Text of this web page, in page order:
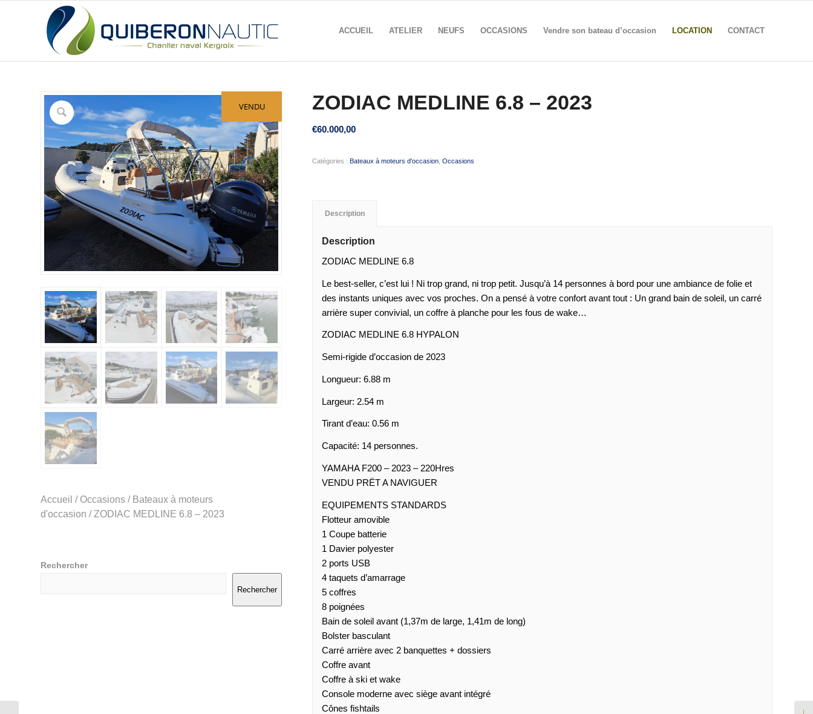
ACCUEIL ATELIER NEUFS OCCASIONS Vendre son bateau d’occasion LOCATION CONTACT
VENDU
Accueil / Occasions / Bateaux à moteurs
d'occasion / ZODIAC MEDLINE 6.8 – 2023
Rechercher
Rechercher
ZODIAC MEDLINE 6.8 – 2023
€60.000,00
Catégories :Bateaux à moteurs d'occasion ,Occasions
Description
Description
ZODIAC MEDLINE 6.8
Le best-seller, c’est lui ! Ni trop grand, ni trop petit. Jusqu’à 14 personnes à bord pour une ambiance de folie et
des instants uniques avec vos proches. On a pensé à votre confort avant tout : Un grand bain de soleil, un carré
arrière super convivial, un coffre à planche pour les fous de wake…
ZODIAC MEDLINE 6.8 HYPALON
Semi-rigide d’occasion de 2023
Longueur: 6.88 m
Largeur: 2.54 m
Tirant d’eau: 0.56 m
Capacité: 14 personnes.
YAMAHA F200 – 2023 – 220Hres
VENDU PRËT A NAVIGUER
EQUIPEMENTS STANDARDS
Flotteur amovible
1 Coupe batterie
1 Davier polyester
2 ports USB
4 taquets d’amarrage
5 coffres
8 poignées
Bain de soleil avant (1,37m de large, 1,41m de long)
Bolster basculant
Carré arrière avec 2 banquettes + dossiers
Coffre avant
Coffre à ski et wake
Console moderne avec siège avant intégré
Cônes fishtails